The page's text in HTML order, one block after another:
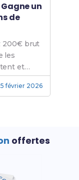
Gagne un
de
200€ brut
les
et
diplôme.
février 2026
offertes